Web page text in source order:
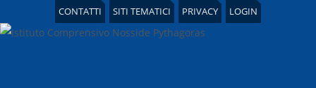
CONTATTI SITI TEMATICI PRIVACY LOGIN